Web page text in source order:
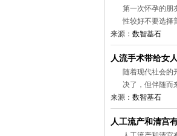
第一次怀孕的朋
性较好不要选择
来源： 数智基石
人流手术带给女
随着现代社会的
决了，但伴随而
来源： 数智基石
人工流产和清宫